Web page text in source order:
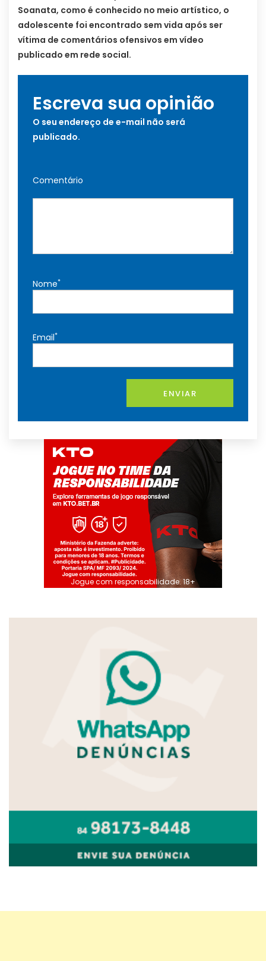
Soanata, como é conhecido no meio artístico, o
adolescente foi encontrado sem vida após ser
vítima de comentários ofensivos em vídeo
publicado em rede social.
Escreva sua opinião
O seu endereço de e-mail não será
publicado.
Comentário
Nome*
Email*
ENVIAR
Jogue com responsabilidade. 18+